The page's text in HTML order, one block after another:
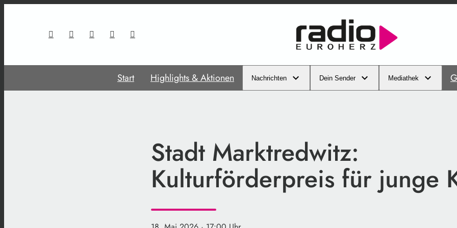
Start Highlights & Aktionen Nachrichten Dein Sender Mediathek
Stadt Marktredwitz:
Kulturförderpreis für junge